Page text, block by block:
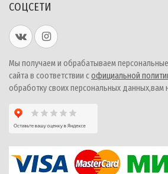
СОЦСЕТИ
Мы получаем и обрабатываем
сайта в соответствии софициальной
обработку своих персональных